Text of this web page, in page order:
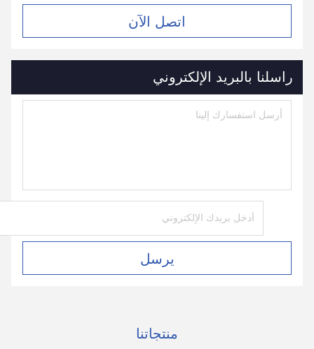
اتصل الآن
راسلنا بالبريد الإلكتروني
يرسل
منتجاتنا